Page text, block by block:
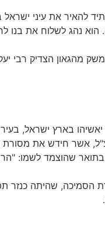
את עיני ישראל
נהג לשלוח את בנו
מהגאון הצדיק
בארץ ישראל,
אשר חידש את
בתואר שהוצמד לשמו:
שהיתה כנזר